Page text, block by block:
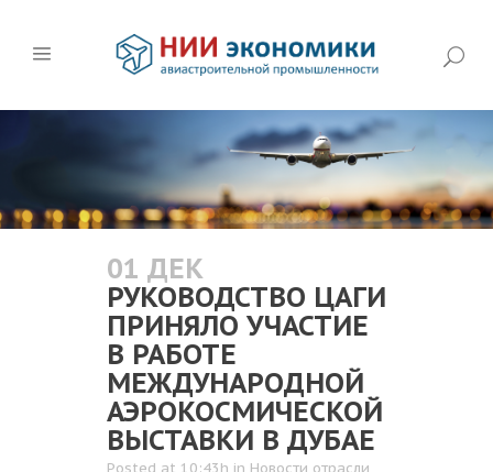
01 ДЕК
РУКОВОДСТВО ЦАГИ
ПРИНЯЛО УЧАСТИЕ
В РАБОТЕ
МЕЖДУНАРОДНОЙ
АЭРОКОСМИЧЕСКОЙ
ВЫСТАВКИ В ДУБАЕ
Posted at 10:43h in Новости отрасли